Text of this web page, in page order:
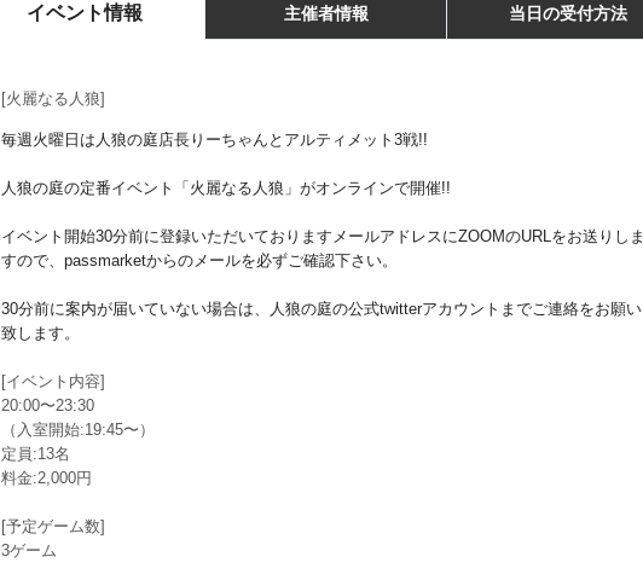
イベント情報 主催者情報 当日の受付方法
[‪火麗なる人狼‬]
毎週火曜日は人狼の庭店長りーちゃんとアルティメット3戦!!
人狼の庭の定番イベント「火麗なる人狼‬」がオンラインで開催!!
イベント開始30分前に登録いただいておりますメールアドレスにZOOMのURLをお送りしま
すので、passmarketからのメールを必ずご確認下さい。
30分前に案内が届いていない場合は、人狼の庭の公式twitterアカウントまでご連絡をお願い
致します。
[イベント内容]
20:00〜23:30
（入室開始:19:45〜）
定員:13名
料金:2,000円
[予定ゲーム数]
3ゲーム